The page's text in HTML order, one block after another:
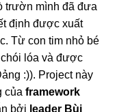
trườn mình đã đưa
định được xuất
Từ con tim nhỏ bé
lóa và được
:)). Project này
củaframework
bởi leader Bùi